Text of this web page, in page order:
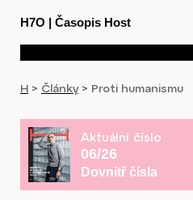
H7O | Časopis Host
H > Články > Proti humanismu
Aktuální číslo
06/26
Dovnitř čísla